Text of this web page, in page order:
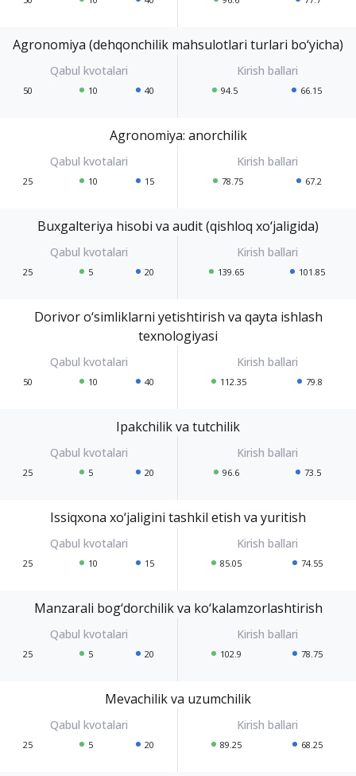
Agronomiya (dehqonchilik mahsulotlari turlari bo‘yicha)
50 10 40 94.5 66.15
Agronomiya: anorchilik
25 10 15 78.75 67.2
Buxgalteriya hisobi va audit (qishloq xo‘jaligida)
25 5 20 139.65 101.85
Dorivor o‘simliklarni yetishtirish va qayta ishlash
texnologiyasi
50 10 40 112.35 79.8
Ipakchilik va tutchilik
25 5 20 96.6 73.5
Issiqxona xo‘jaligini tashkil etish va yuritish
25 10 15 85.05 74.55
Manzarali bog‘dorchilik va ko‘kalamzorlashtirish
25 5 20 102.9 78.75
Mevachilik va uzumchilik
25 5 20 89.25 68.25